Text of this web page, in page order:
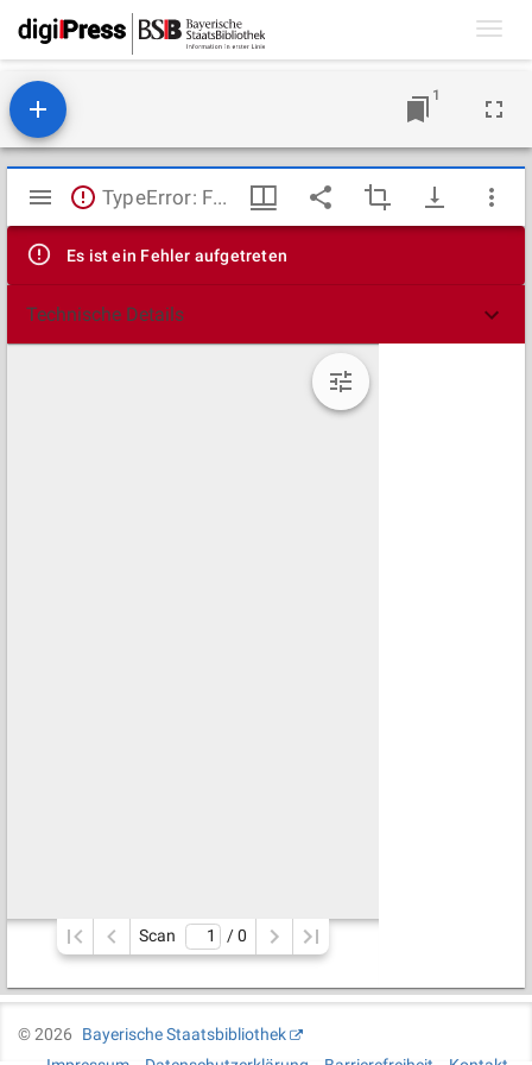
1
Mirador
Viewer
TypeError: Failed to fetch
Es ist ein Fehler aufgetreten
Technische Details
Scan / 0
©2026
Bayerische Staatsbibliothek